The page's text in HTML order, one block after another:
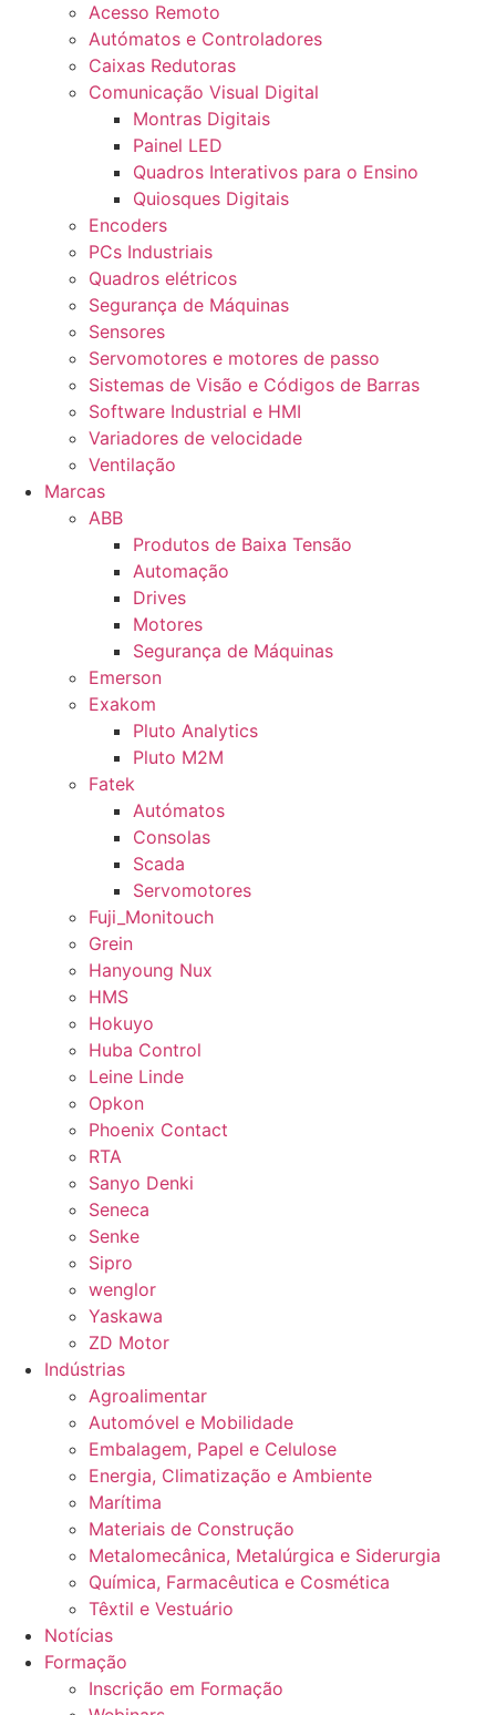
Acesso Remoto
Autómatos e Controladores
Caixas Redutoras
Comunicação Visual Digital
Montras Digitais
Painel LED
Quadros Interativos para o Ensino
Quiosques Digitais
Encoders
PCs Industriais
Quadros elétricos
Segurança de Máquinas
Sensores
Servomotores e motores de passo
Sistemas de Visão e Códigos de Barras
Software Industrial e HMI
Variadores de velocidade
Ventilação
Marcas
ABB
Produtos de Baixa Tensão
Automação
Drives
Motores
Segurança de Máquinas
Emerson
Exakom
Pluto Analytics
Pluto M2M
Fatek
Autómatos
Consolas
Scada
Servomotores
Fuji_Monitouch
Grein
Hanyoung Nux
HMS
Hokuyo
Huba Control
Leine Linde
Opkon
Phoenix Contact
RTA
Sanyo Denki
Seneca
Senke
Sipro
wenglor
Yaskawa
ZD Motor
Indústrias
Agroalimentar
Automóvel e Mobilidade
Embalagem, Papel e Celulose
Energia, Climatização e Ambiente
Marítima
Materiais de Construção
Metalomecânica, Metalúrgica e Siderurgia
Química, Farmacêutica e Cosmética
Têxtil e Vestuário
Notícias
Formação
Inscrição em Formação